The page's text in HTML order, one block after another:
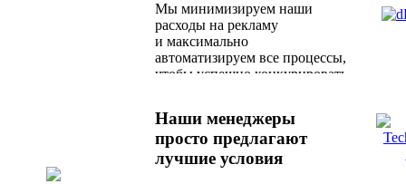
Мы минимизируем наши
расходы на рекламу
и максимально
автоматизируем все процессы,
чтобы успешно конкурировать
Наши менеджеры
просто предлагают
лучшие условия